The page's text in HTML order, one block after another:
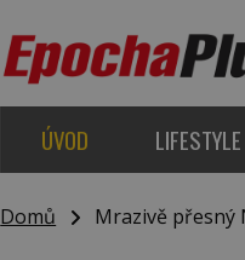
ÚVOD LIFESTYLE
Domů Mrazivě přesný